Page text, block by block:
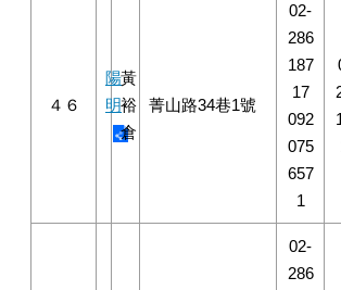
４６
陽
明
黃
裕
倉
菁山路34巷1號
02-
286
187
17
092
075
657
1
02-
286